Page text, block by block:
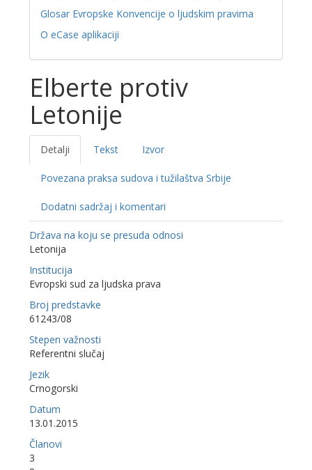
Glosar Evropske Konvencije o ljudskim pravima
O eCase aplikaciji
Elberte protiv
Letonije
Detalji Tekst Izvor
Povezana praksa sudova i tužilaštva Srbije
Dodatni sadržaj i komentari
Država na koju se presuda odnosi
Letonija
Institucija
Evropski sud za ljudska prava
Broj predstavke
61243/08
Stepen važnosti
Referentni slučaj
Jezik
Crnogorski
Datum
13.01.2015
Članovi
3